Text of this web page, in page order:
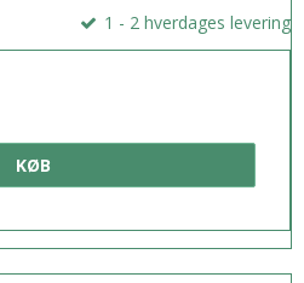
1 - 2 hverdages levering
KØB